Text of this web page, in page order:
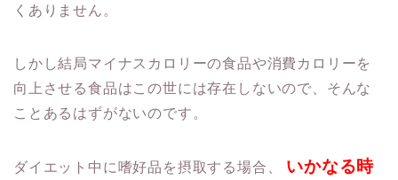
くありません。
しかし結局マイナスカロリーの食品や消費カロリーを
向上させる食品はこの世には存在しないので、そんな
ことあるはずがないのです。
ダイエット中に嗜好品を摂取する場合、
いかなる時